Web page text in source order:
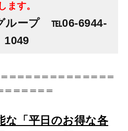
します。
ループ ℡06-6944-
1049
＝＝＝＝＝＝＝＝＝＝＝＝＝
＝＝＝＝＝＝
な「平日のお得な各